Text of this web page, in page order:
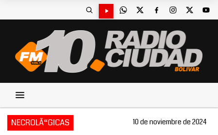
NECROLÃ“GICAS 10 de noviembre de 2024